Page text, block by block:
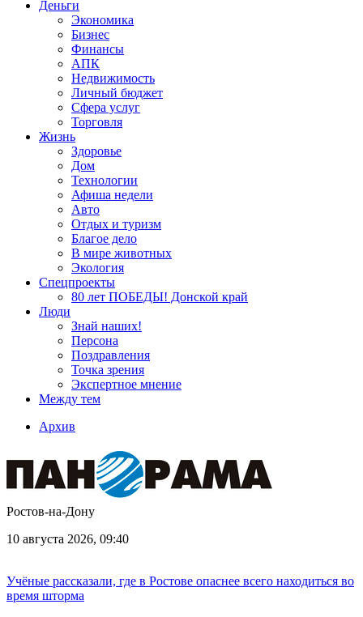
Деньги
Экономика
Бизнес
Финансы
АПК
Недвижимость
Личный бюджет
Сфера услуг
Торговля
Жизнь
Здоровье
Дом
Технологии
Афиша недели
Авто
Отдых и туризм
Благое дело
В мире животных
Экология
Спецпроекты
80 лет ПОБЕДЫ! Донской край
Люди
Знай наших!
Персона
Поздравления
Точка зрения
Экспертное мнение
Между тем
Архив
Ростов-на-Дону
10 августа 2026, 09:40
Учёные рассказали, где в Ростове опаснее всего находиться во
время шторма